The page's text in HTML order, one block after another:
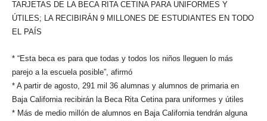
TARJETAS DE LA BECA RITA CETINA PARA UNIFORMES Y
ÚTILES; LA RECIBIRÁN 9 MILLONES DE ESTUDIANTES EN TODO
EL PAÍS
* “Esta beca es para que todas y todos los niños lleguen lo más
parejo a la escuela posible”, afirmó
* A partir de agosto, 291 mil 36 alumnas y alumnos de primaria en
Baja California recibirán la Beca Rita Cetina para uniformes y útiles
* Más de medio millón de alumnos en Baja California tendrán alguna